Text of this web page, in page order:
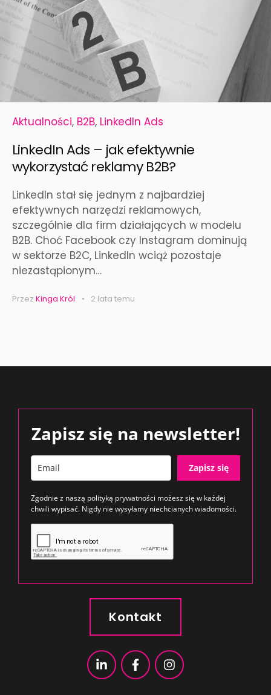
Aktualności, B2B, LinkedIn Ads
LinkedIn Ads – jak efektywnie
wykorzystać reklamy B2B?
LinkedIn stał się jednym z najbardziej
efektywnych narzędzi reklamowych,
szczególnie dla firm działających w modelu
B2B. Choć Facebook czy Instagram dominują
w sektorze B2C, LinkedIn wciąż pozostaje
niezastąpionym…
Przez Kinga Król 2 lata temu
Zapisz się na newsletter!
Zapisz się
Zgodnie z naszą polityką prywatności możesz się w każdej
chwili wypisać. Nigdy nie wysyłamy niechcianych wiadomości.
Kontakt